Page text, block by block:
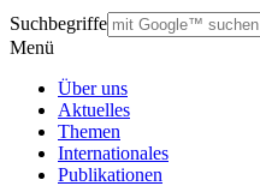
Suchbegriffe
Menü
Über uns
Aktuelles
Themen
Internationales
Publikationen